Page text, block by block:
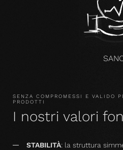
SENZA COMPROMESSI E VALIDO
PRODOTTI
I nostri valori
STABILITÀ: la struttura